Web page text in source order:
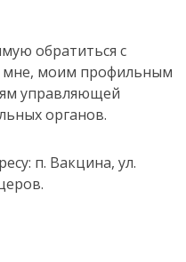
обратиться с
моим профильным
управляющей
органов.
п. Вакцина, ул.